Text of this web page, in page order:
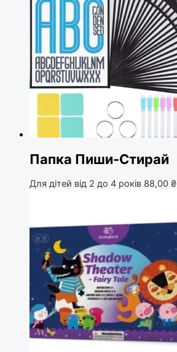
Папка Пиши-Стирай
Для дітей від 2 до 4 років 88,00 ₴